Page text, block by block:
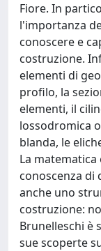
Fiore. In
l'importanza
conoscere e
costruzione.
elementi di
profilo, la
elementi, il
lossodromica
blanda, le
La
conoscenza di
anche uno
costruzione:
Brunelleschi è
sue scoperte